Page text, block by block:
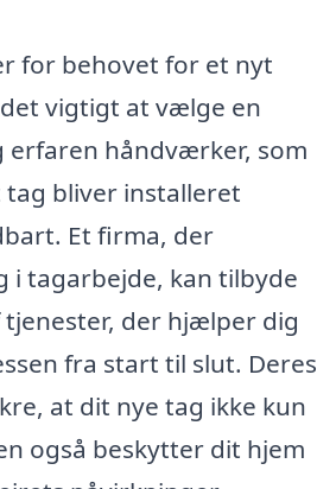
for behovet for et nyt
vigtigt at vælge en
erfaren håndværker, som
tag bliver installeret
Et firma, der
i tagarbejde, kan tilbyde
der hjælper dig
fra start til slut. Deres
at dit nye tag ikke kun
også beskytter dit hjem